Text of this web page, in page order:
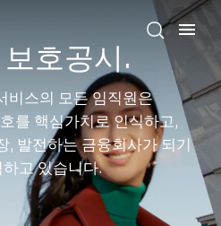
호공시.
비스의 모든 임직원은
를 핵심가치로 인식하고,
, 발전하는 금융회사가 되기
고 있습니다.